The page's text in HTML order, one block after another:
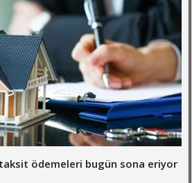
ödemeleri bugün sona eriyor